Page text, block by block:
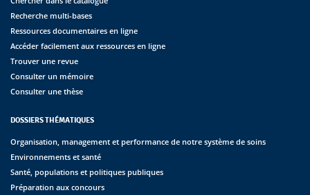
Recherche multi-bases
Ressources documentaires en ligne
Accéder facilement aux ressources en ligne
Trouver une revue
Consulter un mémoire
Consulter une thèse
DOSSIERS THÉMATIQUES
Organisation, management et performance de notre système de soins
Environnements et santé
Santé, populations et politiques publiques
Préparation aux concours